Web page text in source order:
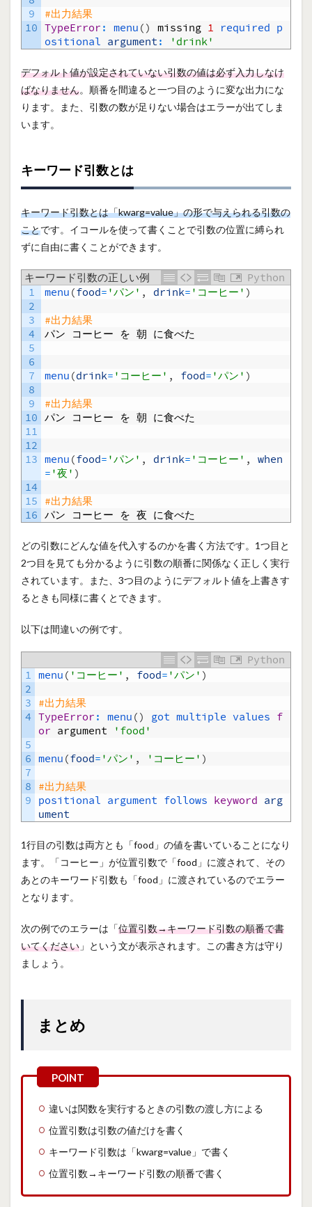
9
10
#出力結果
TypeError: menu() missing 1 required p
ositional argument: 'drink'
デフォルト値が設定されていない引数の値は必ず入力しなけ
ばなりません。順番を間違ると一つ目のように変な出力にな
ります。また、引数の数が足りない場合はエラーが出てしま
います。
キーワード引数とは
キーワード引数とは「kwarg=value」の形で与えられる引数の
ことです。イコールを使って書くことで引数の位置に縛られ
ずに自由に書くことができます。
キーワード引数の正しい例
Python
1
2
3
4
5
6
7
8
9
10
11
12
13
14
15
16
menu(food='パン' , drink='コーヒー' )
#出力結果
パン コーヒー を 朝 に食べた
menu(drink='コーヒー' , food='パン' )
#出力結果
パン コーヒー を 朝 に食べた
menu(food='パン' , drink='コーヒー' , when
='夜' )
#出力結果
パン コーヒー を 夜 に食べた
どの引数にどんな値を代入するのかを書く方法です。1つ目と
2つ目を見ても分かるように引数の順番に関係なく正しく実行
されています。また、3つ目のようにデフォルト値を上書きす
るときも同様に書くとできます。
以下は間違いの例です。
Python
1
2
3
4
5
6
7
8
9
menu( 'コーヒー' , food='パン' )
#出力結果
TypeError: menu() got multiple values f
or argument 'food'
menu(food='パン' , 'コーヒー' )
#出力結果
positional argument follows keyword arg
ument
1行目の引数は両方とも「food」の値を書いていることになり
ます。「コーヒー」が位置引数で「food」に渡されて、その
あとのキーワード引数も「food」に渡されているのでエラー
となります。
次の例でのエラーは「位置引数→キーワード引数の順番で書
いてください 」という文が表示されます。この書き方は守り
ましょう。
まとめ
違いは関数を実行するときの引数の渡し方による
位置引数は引数の値だけを書く
キーワード引数は「kwarg=value」で書く
位置引数→キーワード引数の順番で書く